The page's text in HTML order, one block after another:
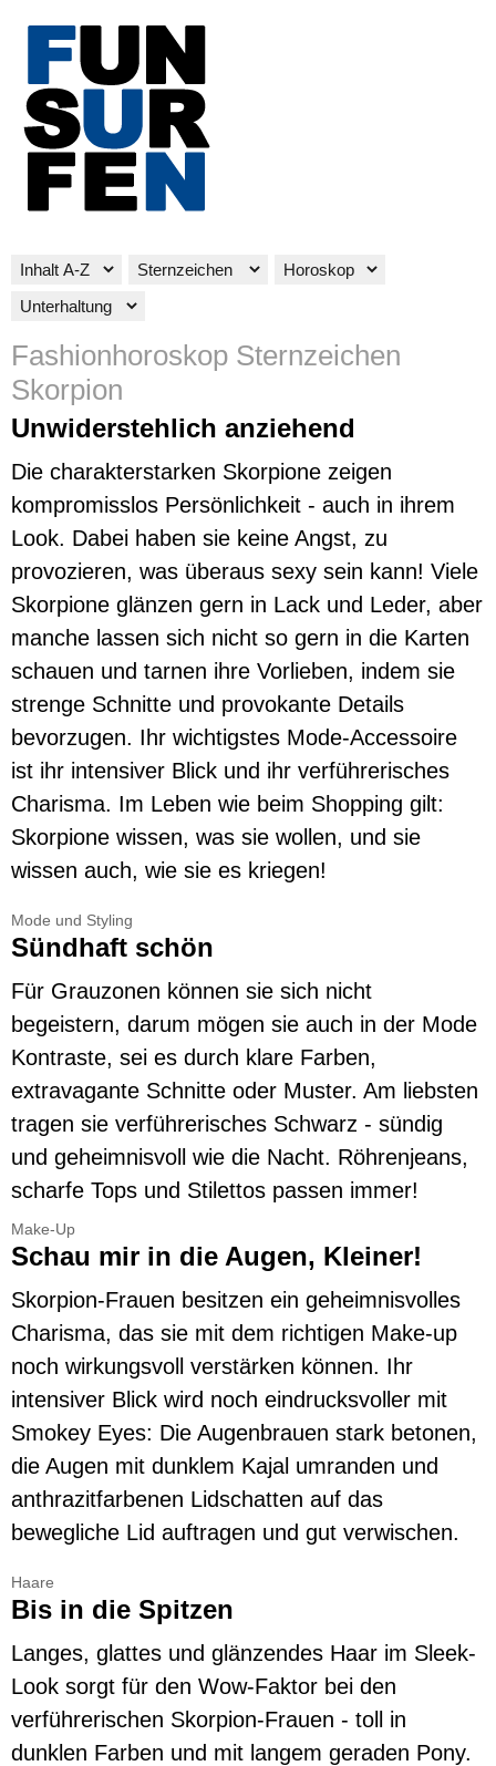
Fashionhoroskop Sternzeichen
Skorpion
Unwiderstehlich anziehend
Die charakterstarken Skorpione zeigen
kompromisslos Persönlichkeit - auch in ihrem
Look. Dabei haben sie keine Angst, zu
provozieren, was überaus sexy sein kann! Viele
Skorpione glänzen gern in Lack und Leder, aber
manche lassen sich nicht so gern in die Karten
schauen und tarnen ihre Vorlieben, indem sie
strenge Schnitte und provokante Details
bevorzugen. Ihr wichtigstes Mode-Accessoire
ist ihr intensiver Blick und ihr verführerisches
Charisma. Im Leben wie beim Shopping gilt:
Skorpione wissen, was sie wollen, und sie
wissen auch, wie sie es kriegen!
Mode und Styling
Sündhaft schön
Für Grauzonen können sie sich nicht
begeistern, darum mögen sie auch in der Mode
Kontraste, sei es durch klare Farben,
extravagante Schnitte oder Muster. Am liebsten
tragen sie verführerisches Schwarz - sündig
und geheimnisvoll wie die Nacht. Röhrenjeans,
scharfe Tops und Stilettos passen immer!
Make-Up
Schau mir in die Augen, Kleiner!
Skorpion-Frauen besitzen ein geheimnisvolles
Charisma, das sie mit dem richtigen Make-up
noch wirkungsvoll verstärken können. Ihr
intensiver Blick wird noch eindrucksvoller mit
Smokey Eyes: Die Augenbrauen stark betonen,
die Augen mit dunklem Kajal umranden und
anthrazitfarbenen Lidschatten auf das
bewegliche Lid auftragen und gut verwischen.
Haare
Bis in die Spitzen
Langes, glattes und glänzendes Haar im Sleek-
Look sorgt für den Wow-Faktor bei den
verführerischen Skorpion-Frauen - toll in
dunklen Farben und mit langem geraden Pony.